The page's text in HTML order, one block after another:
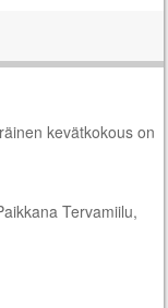
kevätkokous on
Tervamiilu,